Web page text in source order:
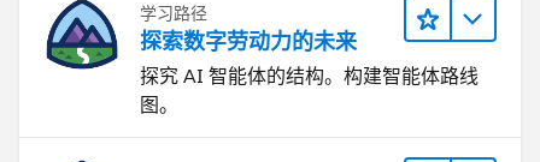
学习路径
探索数字劳动力的未来
探究 AI 智能体的结构。构建智能体路线
图。